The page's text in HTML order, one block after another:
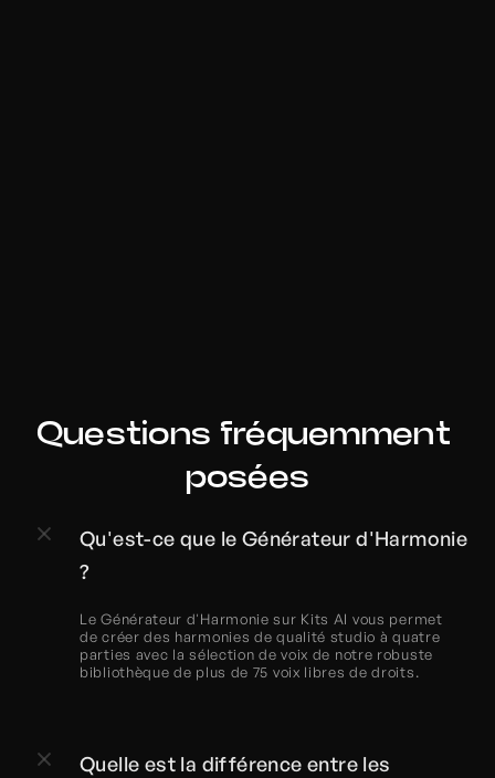
Questions fréquemment
posées
Qu'est-ce que le Générateur d'Harmonie
?
Le Générateur d'Harmonie sur Kits AI vous permet
de créer des harmonies de qualité studio à quatre
parties avec la sélection de voix de notre robuste
bibliothèque de plus de 75 voix libres de droits.
Quelle est la différence entre les